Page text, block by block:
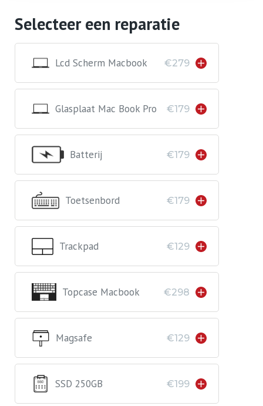
Selecteer een reparatie
Lcd Scherm Macbook €279
Glasplaat Mac Book Pro €179
Batterij €179
Toetsenbord €179
Trackpad €129
Topcase Macbook €298
Magsafe €129
SSD 250GB €199